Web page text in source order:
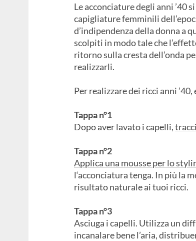
Le acconciature degli anni ’40
capigliature femminili
d’indipendenza della donna a
scolpiti in modo tale che
ritorno sulla cresta dell’onda
realizzarli.
Per realizzare dei ricci anni
Tappa n°1
Dopo aver lavato i capelli,
Tappa n°2
Applica una mousse per lo
l‘acconciatura tenga. In più la
risultato naturale ai tuoi ricci.
Tappa n°3
Asciuga i capelli. Utilizza un
incanalare bene l’aria,